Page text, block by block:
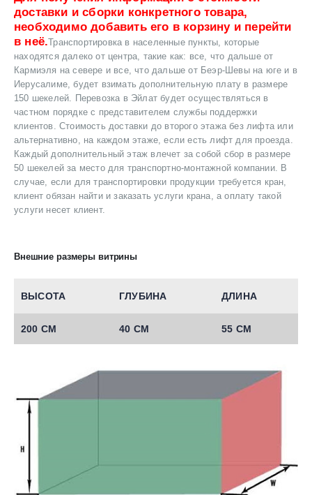
доставки и сборки конкретного товара,
необходимо добавить его в корзину и перейти
в неё.Транспортировка в населенные пункты, которые
находятся далеко от центра, такие как: все, что дальше от
Кармиэля на севере и все, что дальше от Беэр-Шевы на юге и в
Иерусалиме, будет взимать дополнительную плату в размере
150 шекелей. Перевозка в Эйлат будет осуществляться в
частном порядке с представителем службы поддержки
клиентов. Стоимость доставки до второго этажа без лифта или
альтернативно, на каждом этаже, если есть лифт для проезда.
Каждый дополнительный этаж влечет за собой сбор в размере
50 шекелей за место для транспортно-монтажной компании. В
случае, если для транспортировки продукции требуется кран,
клиент обязан найти и заказать услуги крана, а оплату такой
услуги несет клиент.
Внешние размеры витрины
ВЫСОТА ГЛУБИНА ДЛИНА
200 СМ 40 СМ 55 СМ